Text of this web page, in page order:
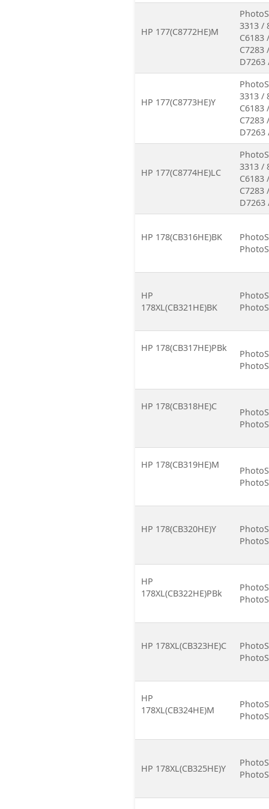
HP 177(C8772HE)M
3313 /
C6183
C7283
D7263
HP 177(C8773HE)Y
3313 /
C6183
C7283
D7263
HP 177(C8774HE)LC
3313 /
C6183
C7283
D7263
HP 178(CB316HE)BK
HP
178XL(CB321HE)BK
HP 178(CB317HE)PBk
HP 178(CB318HE)C
HP 178(CB319HE)M
HP 178(CB320HE)Y
HP
178XL(CB322HE)PBk
HP 178XL(CB323HE)C
HP
178XL(CB324HE)M
HP 178XL(CB325HE)Y